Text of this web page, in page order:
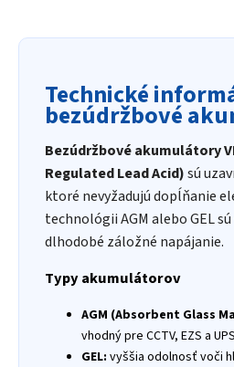
Technické
bezúdržbové
Bezúdržbové akumulátory
Regulated Lead Acid)sú
ktoré nevyžadujú dopĺňanie
technológii AGM alebo GEL
dlhodobé záložné napájanie.
Typy akumulátorov
AGM (Absorbent Glass
vhodný pre CCTV, EZS a UPS
GEL: vyššia odolnosť voči